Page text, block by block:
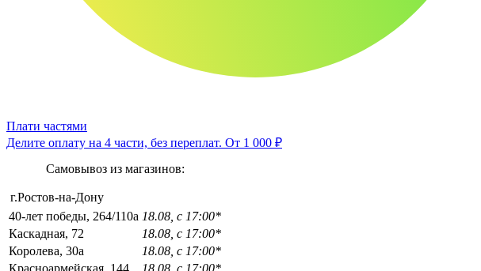
Плати частями
Делите оплату на 4 части, без переплат. От 1 000 ₽
Самовывоз из магазинов:
г.Ростов-на-Дону
40-лет победы, 264/110а 18.08, с 17:00*
Каскадная, 72
18.08, с 17:00*
Королева, 30а
18.08, с 17:00*
Красноармейская, 144
18.08, с 17:00*